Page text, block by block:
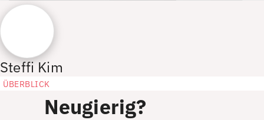
Steffi Kim
ÜBERBLICK
Neugierig?